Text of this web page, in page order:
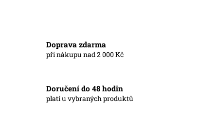
Doprava zdarma
při nákupu nad 2 000 Kč
Doručení do 48 hodin
platí u vybraných produktů